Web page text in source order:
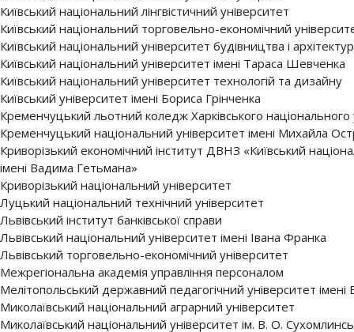
Київський національний лінгвістичний університет
Київський національний торговельно-економічний
Київський національний університет будівництва і
Київський національний університет імені Тараса Шевченка
Київський національний університет технологій та дизайну
Київський університет імені Бориса Грінченка
Кременчуцький льотний коледж Харківського національного
Кременчуцький національний університет імені Михайла
Криворізький економічний інститут ДВНЗ «Київський
імені Вадима Гетьмана»
Криворізький національний університет
Луцький національний технічний університет
Львівський інститут банківської справи
Львівський національний університет імені Івана Франка
Львівський торговельно-економічний університет
Межрегіональна академія управління персоналом
Мелітопольський державний педагогічний університет
Миколаївський національний аграрний університет
Миколаївський національний університет ім. В. О.